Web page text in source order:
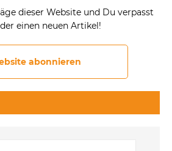
dieser Website und Du verpasst
einen neuen Artikel!
abonnieren